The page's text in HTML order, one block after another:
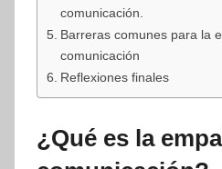
comunicación.
Barreras comunes para la
comunicación
Reflexiones finales
¿Qué es la